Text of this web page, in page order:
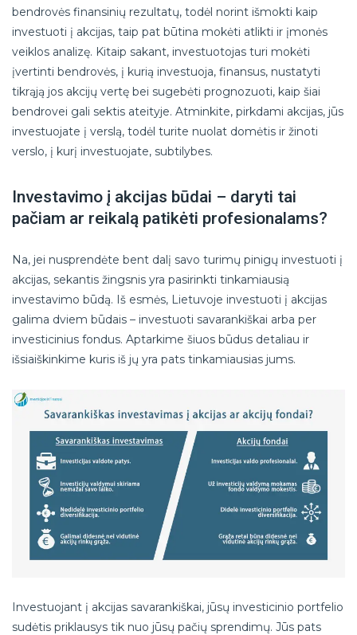
bendrovės finansinių rezultatų, todėl norint išmokti kaip
investuoti į akcijas, taip pat būtina mokėti atlikti ir įmonės
veiklos analizę. Kitaip sakant, investuotojas turi mokėti
įvertinti bendrovės, į kurią investuoja, finansus, nustatyti
tikrąją jos akcijų vertę bei sugebėti prognozuoti, kaip šiai
bendrovei gali sektis ateityje. Atminkite, pirkdami akcijas, jūs
investuojate į verslą, todėl turite nuolat domėtis ir žinoti
verslo, į kurį investuojate, subtilybes.
Investavimo į akcijas būdai – daryti tai
pačiam ar reikalą patikėti profesionalams?
Na, jei nusprendėte bent dalį savo turimų pinigų investuoti į
akcijas, sekantis žingsnis yra pasirinkti tinkamiausią
investavimo būdą. Iš esmės, Lietuvoje investuoti į akcijas
galima dviem būdais – investuoti savarankiškai arba per
investicinius fondus. Aptarkime šiuos būdus detaliau ir
išsiaiškinkime kuris iš jų yra pats tinkamiausias jums.
Investuojant į akcijas savarankiškai, jūsų investicinio portfelio
sudėtis priklausys tik nuo jūsų pačių sprendimų. Jūs pats